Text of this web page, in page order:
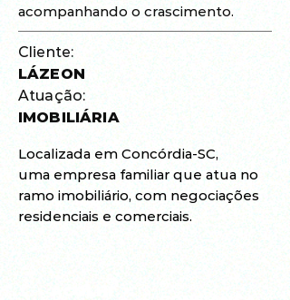
acompanhando o crascimento.
Cliente:
LÁZEON
Atuação:
IMOBILIÁRIA
Localizada em Concórdia-SC,
uma empresa familiar que atua no
ramo imobiliário, com negociações
residenciais e comerciais.